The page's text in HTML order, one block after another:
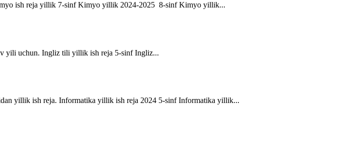
ish reja yillik 7-sinf Kimyo yillik 2024-2025 8-sinf Kimyo yillik...
yili uchun. Ingliz tili yillik ish reja 5-sinf Ingliz...
yillik ish reja. Informatika yillik ish reja 2024 5-sinf Informatika yillik...